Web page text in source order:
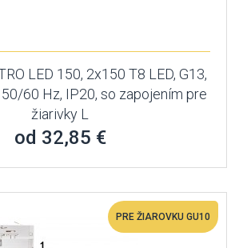
LED 150, 2x150 T8 LED, G13,
50/60 Hz, IP20, so zapojením pre
žiarivky L
od 32,85 €
PRE ŽIAROVKU GU10